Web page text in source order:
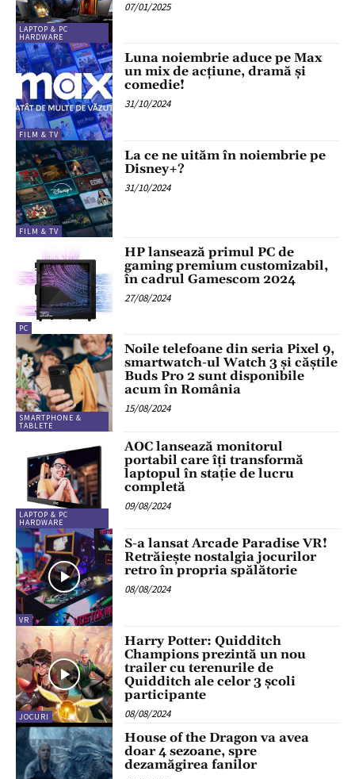
LAPTOP & PC
HARDWARE
07/01/2025
FILM & TV
Luna noiembrie aduce pe Max
un mix de acțiune, dramă și
comedie!
31/10/2024
FILM & TV
La ce ne uităm în noiembrie pe
Disney+?
31/10/2024
PC
HP lansează primul PC de
gaming premium customizabil,
în cadrul Gamescom 2024
27/08/2024
SMARTPHONE &
TABLETE
Noile telefoane din seria Pixel 9,
smartwatch-ul Watch 3 și căștile
Buds Pro 2 sunt disponibile
acum în România
15/08/2024
LAPTOP & PC
HARDWARE
AOC lansează monitorul
portabil care îți transformă
laptopul în stație de lucru
completă
09/08/2024
VR
S-a lansat Arcade Paradise VR!
Retrăiește nostalgia jocurilor
retro în propria spălătorie
08/08/2024
JOCURI
Harry Potter: Quidditch
Champions prezintă un nou
trailer cu terenurile de
Quidditch ale celor 3 școli
participante
08/08/2024
House of the Dragon va avea
doar 4 sezoane, spre
dezamăgirea fanilor